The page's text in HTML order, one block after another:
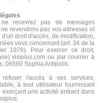
recevrez pas de messages
revendons pas vos adresses et
droit d'accès, de modification,
vous concernant (art. 34 de la
1978). Pour exercer ce droit,
visiplus.com ou par courrier à
06560 Sophia Antipolis.
l'accès à ses services,
à tout utilisateur fournissant
une activité entrant dans